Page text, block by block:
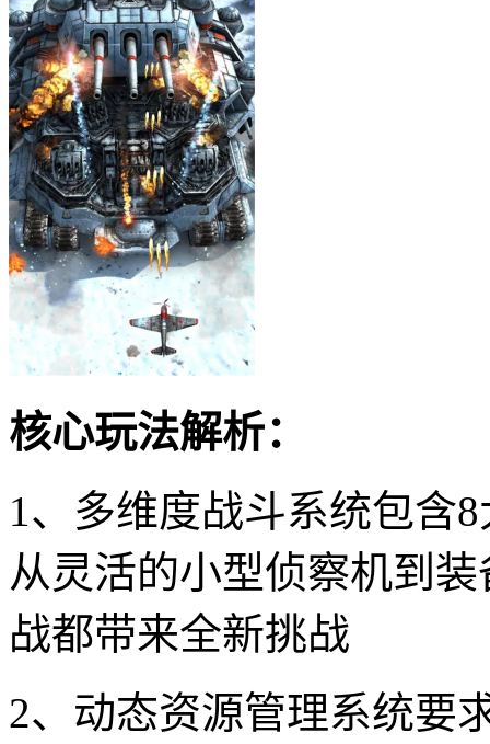
核心玩法解析：
1、多维度战斗系统包含
从灵活的小型侦察机到
战都带来全新挑战
2、动态资源管理系统要